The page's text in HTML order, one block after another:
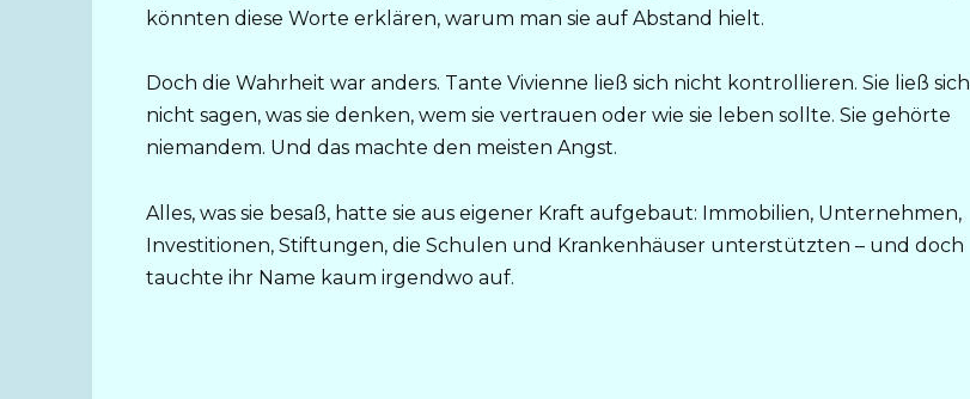
könnten diese Worte erklären, warum man sie auf Abstand hielt.
Doch die Wahrheit war anders. Tante Vivienne ließ sich nicht kontrollieren. Sie ließ sich
nicht sagen, was sie denken, wem sie vertrauen oder wie sie leben sollte. Sie gehörte
niemandem. Und das machte den meisten Angst.
Alles, was sie besaß, hatte sie aus eigener Kraft aufgebaut: Immobilien, Unternehmen,
Investitionen, Stiftungen, die Schulen und Krankenhäuser unterstützten – und doch
tauchte ihr Name kaum irgendwo auf.